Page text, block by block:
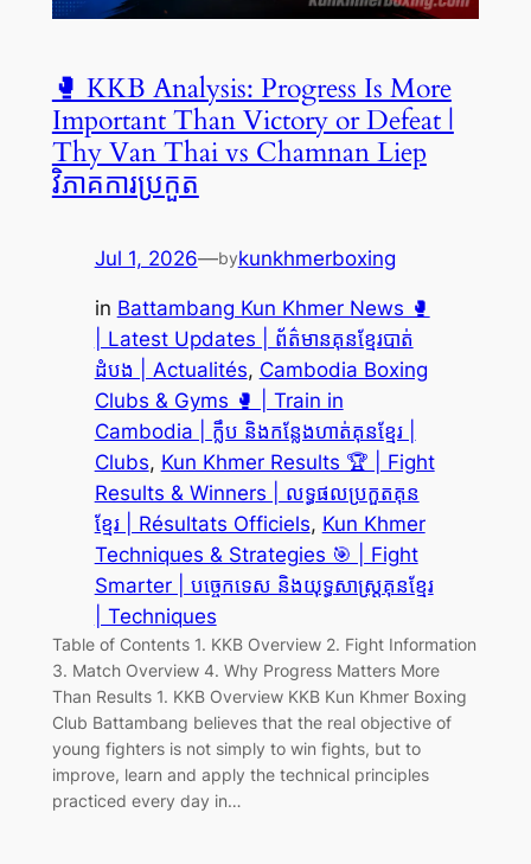
🥊 KKB Analysis: Progress Is More
Important Than Victory or Defeat |
Thy Van Thai vs Chamnan Liep
វិភាគការប្រកួត
Jul 1, 2026—bykunkhmerboxing
in Battambang Kun Khmer News 🥊
| Latest Updates | ព័ត៌មានគុនខ្មែរបាត់
ដំបង | Actualités, Cambodia Boxing
Clubs & Gyms 🥊 | Train in
Cambodia | ក្លឹប និងកន្លែងហាត់គុនខ្មែរ |
Clubs, Kun Khmer Results 🏆 | Fight
Results & Winners | លទ្ធផលប្រកួតគុន
ខ្មែរ | Résultats Officiels, Kun Khmer
Techniques & Strategies 🎯 | Fight
Smarter | បច្ចេកទេស និងយុទ្ធសាស្ត្រគុនខ្មែរ
| Techniques
Table of Contents 1. KKB Overview 2. Fight Information
3. Match Overview 4. Why Progress Matters More
Than Results 1. KKB Overview KKB Kun Khmer Boxing
Club Battambang believes that the real objective of
young fighters is not simply to win fights, but to
improve, learn and apply the technical principles
practiced every day in…